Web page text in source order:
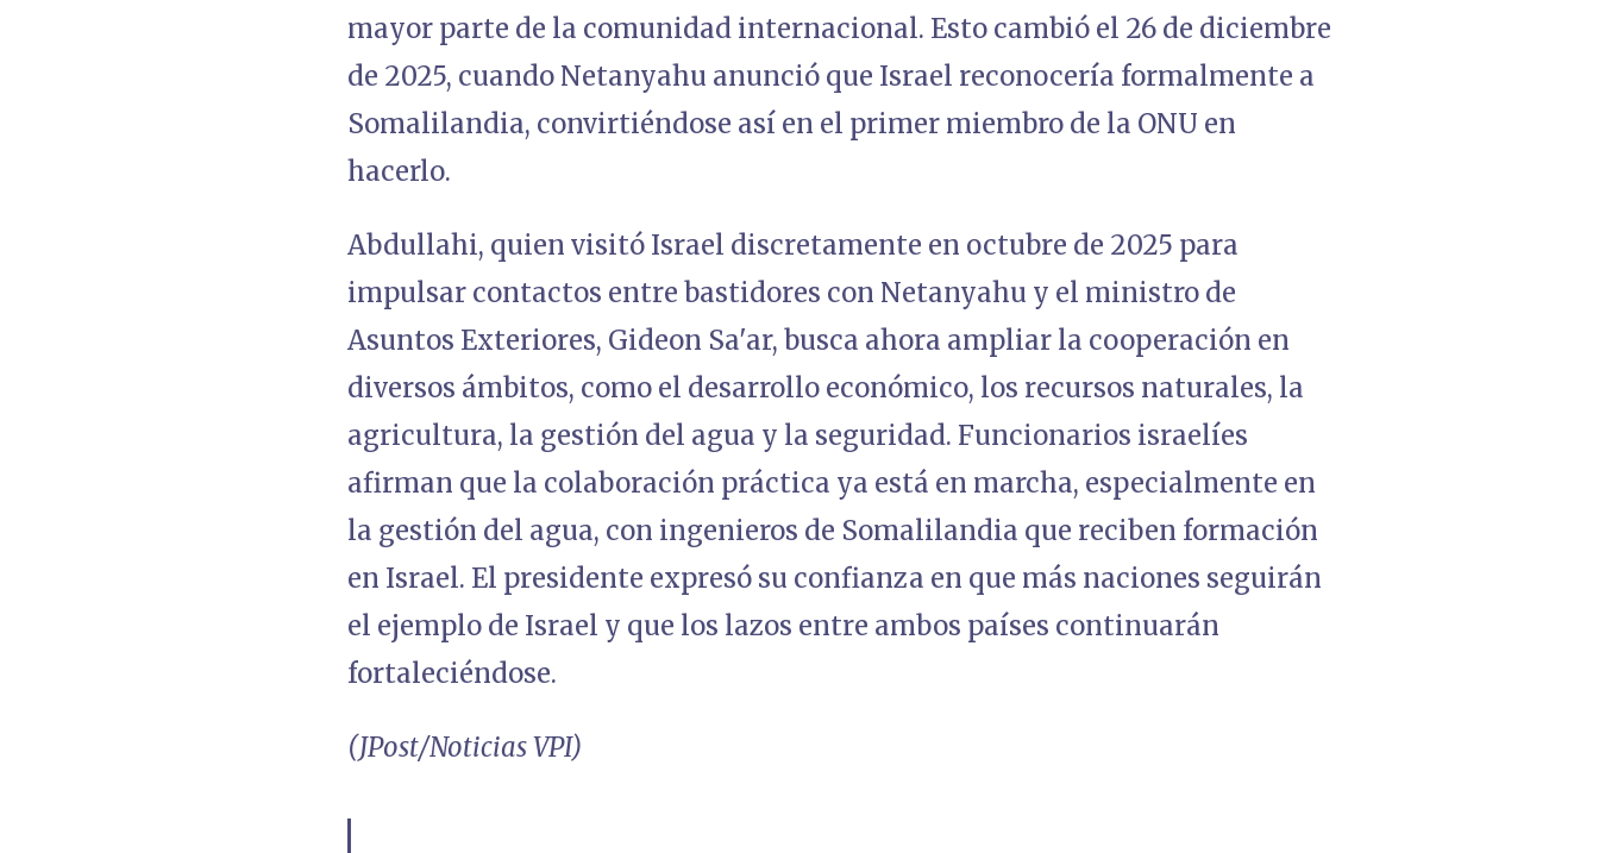
mayor parte de la comunidad internacional. Esto cambió el 26 de diciembre
de 2025, cuando Netanyahu anunció que Israel reconocería formalmente a
Somalilandia, convirtiéndose así en el primer miembro de la ONU en
hacerlo.
Abdullahi, quien visitó Israel discretamente en octubre de 2025 para
impulsar contactos entre bastidores con Netanyahu y el ministro de
Asuntos Exteriores, Gideon Sa'ar, busca ahora ampliar la cooperación en
diversos ámbitos, como el desarrollo económico, los recursos naturales, la
agricultura, la gestión del agua y la seguridad. Funcionarios israelíes
afirman que la colaboración práctica ya está en marcha, especialmente en
la gestión del agua, con ingenieros de Somalilandia que reciben formación
en Israel. El presidente expresó su confianza en que más naciones seguirán
el ejemplo de Israel y que los lazos entre ambos países continuarán
fortaleciéndose.
(JPost/Noticias VPI)